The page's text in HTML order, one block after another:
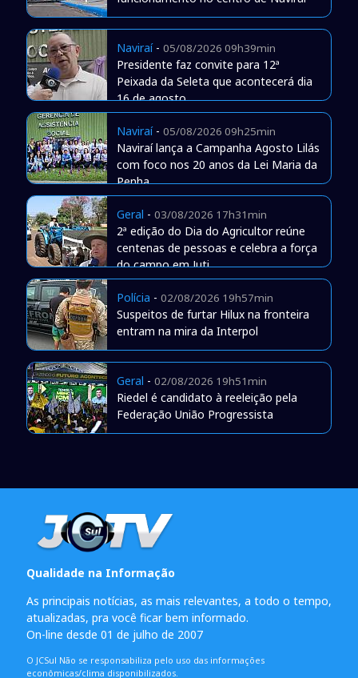
Naviraí- 05/08/2026 09h39min
Presidente faz convite para 12ª
Peixada da Seleta que acontecerá dia
16 de agosto
Naviraí- 05/08/2026 09h25min
Naviraí lança a Campanha Agosto Lilás
com foco nos 20 anos da Lei Maria da
Penha
Geral - 03/08/2026 17h31min
2ª edição do Dia do Agricultor reúne
centenas de pessoas e celebra a força
do campo em Juti
Polícia - 02/08/2026 19h57min
Suspeitos de furtar Hilux na fronteira
entram na mira da Interpol
Geral - 02/08/2026 19h51min
Riedel é candidato à reeleição pela
Federação União Progressista
Qualidade na Informação
As principais notícias, as mais relevantes, a todo o tempo,
atualizadas, pra você ficar bem informado.
On-line desde 01 de julho de 2007
O JCSul Não se responsabiliza pelo uso das informações
econômicas/clima disponibilizados.